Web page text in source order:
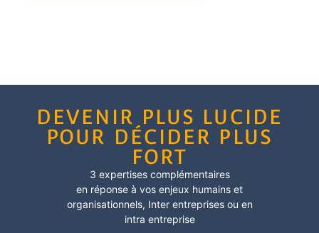
DEVENIR PLUS LUCIDE
POUR DÉCIDER PLUS
FORT
3 expertises complémentaires
en réponse à vos enjeux humains et
organisationnels, Inter entreprisesou en
intra entreprise